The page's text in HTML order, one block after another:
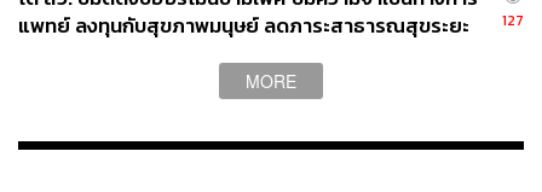
แพทย์ ลงทุนกับสุขภาพมนุษย์ ลดภาระสาธารณสุขระยะ
127
MORE